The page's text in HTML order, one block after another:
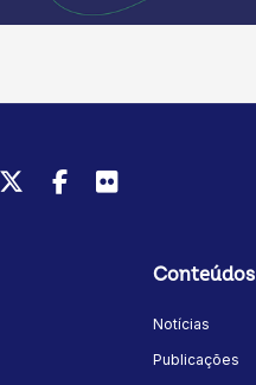
Twitter/X
Facebook
Flickr
Conteúdos
Notícias
Publicações